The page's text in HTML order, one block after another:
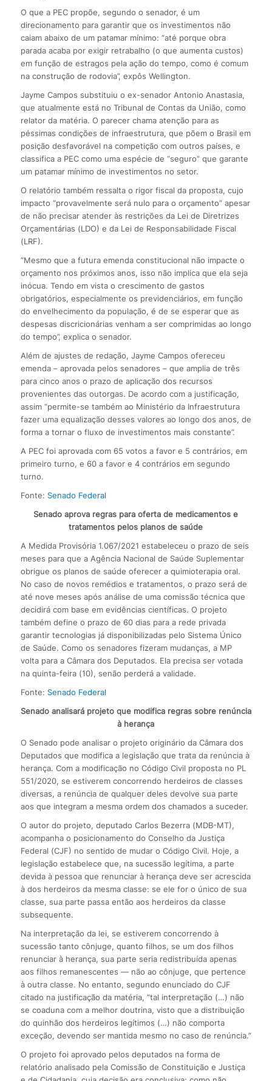
O que a PEC propõe, segundo o senador, é um
direcionamento para garantir que os investimentos não
caiam abaixo de um patamar mínimo: “até porque obra
parada acaba por exigir retrabalho (o que aumenta custos)
em função de estragos pela ação do tempo, como é comum
na construção de rodovia”, expôs Wellington.
Jayme Campos substituiu o ex-senador Antonio Anastasia,
que atualmente está no Tribunal de Contas da União, como
relator da matéria. O parecer chama atenção para as
péssimas condições de infraestrutura, que põem o Brasil em
posição desfavorável na competição com outros países, e
classifica a PEC como uma espécie de “seguro” que garante
um patamar mínimo de investimentos no setor.
O relatório também ressalta o rigor fiscal da proposta, cujo
impacto “provavelmente será nulo para o orçamento” apesar
de não precisar atender às restrições da Lei de Diretrizes
Orçamentárias (LDO) e da Lei de Responsabilidade Fiscal
(LRF).
“Mesmo que a futura emenda constitucional não impacte o
orçamento nos próximos anos, isso não implica que ela seja
inócua. Tendo em vista o crescimento de gastos
obrigatórios, especialmente os previdenciários, em função
do envelhecimento da população, é de se esperar que as
despesas discricionárias venham a ser comprimidas ao longo
do tempo”, explica o senador.
Além de ajustes de redação, Jayme Campos ofereceu
emenda – aprovada pelos senadores – que amplia de três
para cinco anos o prazo de aplicação dos recursos
provenientes das outorgas. De acordo com a justificação,
assim “permite-se também ao Ministério da Infraestrutura
fazer uma equalização desses valores ao longo dos anos, de
forma a tornar o fluxo de investimentos mais constante”.
A PEC foi aprovada com 65 votos a favor e 5 contrários, em
primeiro turno, e 60 a favor e 4 contrários em segundo
turno.
Fonte: Senado Federal
Senado aprova regras para oferta de medicamentos e
tratamentos pelos planos de saúde
A Medida Provisória 1.067/2021 estabeleceu o prazo de seis
meses para que a Agência Nacional de Saúde Suplementar
obrigue os planos de saúde oferecer a quimioterapia oral.
No caso de novos remédios e tratamentos, o prazo será de
até nove meses após análise de uma comissão técnica que
decidirá com base em evidências científicas. O projeto
também define o prazo de 60 dias para a rede privada
garantir tecnologias já disponibilizadas pelo Sistema Único
de Saúde. Como os senadores fizeram mudanças, a MP
volta para a Câmara dos Deputados. Ela precisa ser votada
na quinta-feira (10), senão perderá a validade.
Fonte: Senado Federal
Senado analisará projeto que modifica regras sobre renúncia
à herança
O Senado pode analisar o projeto originário da Câmara dos
Deputados que modifica a legislação que trata da renúncia à
herança. Com a modificação no Código Civil proposta no PL
551/2020, se estiverem concorrendo herdeiros de classes
diversas, a renúncia de qualquer deles devolve sua parte
aos que integram a mesma ordem dos chamados a suceder.
O autor do projeto, deputado Carlos Bezerra (MDB-MT),
acompanha o posicionamento do Conselho da Justiça
Federal (CJF) no sentido de mudar o Código Civil. Hoje, a
legislação estabelece que, na sucessão legítima, a parte
devida à pessoa que renunciar à herança deve ser acrescida
à dos herdeiros da mesma classe: se ele for o único de sua
classe, sua parte passa então aos herdeiros da classe
subsequente.
Na interpretação da lei, se estiverem concorrendo à
sucessão tanto cônjuge, quanto filhos, se um dos filhos
renunciar à herança, sua parte seria redistribuída apenas
aos filhos remanescentes — não ao cônjuge, que pertence
à outra classe. No entanto, segundo enunciado do CJF
citado na justificação da matéria, “tal interpretação (…) não
se coaduna com a melhor doutrina, visto que a distribuição
do quinhão dos herdeiros legítimos (…) não comporta
exceção, devendo ser mantida mesmo no caso de renúncia.”
O projeto foi aprovado pelos deputados na forma de
relatório analisado pela Comissão de Constituição e Justiça